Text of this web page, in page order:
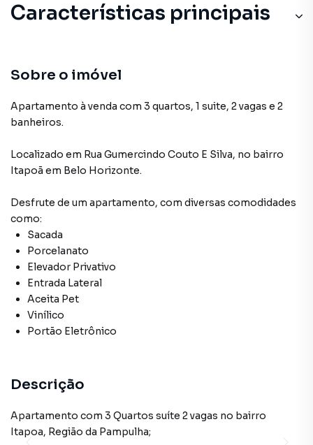
Características principais
Aceita Pet
Porcelanato
Elevador
Sobre o imóvel
Apartamento à venda com 3 quartos, 1 suite, 2 vagas e 2
banheiros.
Localizado em Rua Gumercindo Couto E Silva, no bairro
Itapoã em Belo Horizonte.
Desfrute de um apartamento, com diversas comodidades
como:
Sacada
Porcelanato
Elevador Privativo
Entrada Lateral
Aceita Pet
Vinílico
Portão Eletrônico
Descrição
Apartamento com 3 Quartos suíte 2 vagas no bairro
Itapoa, Região da Pampulha;